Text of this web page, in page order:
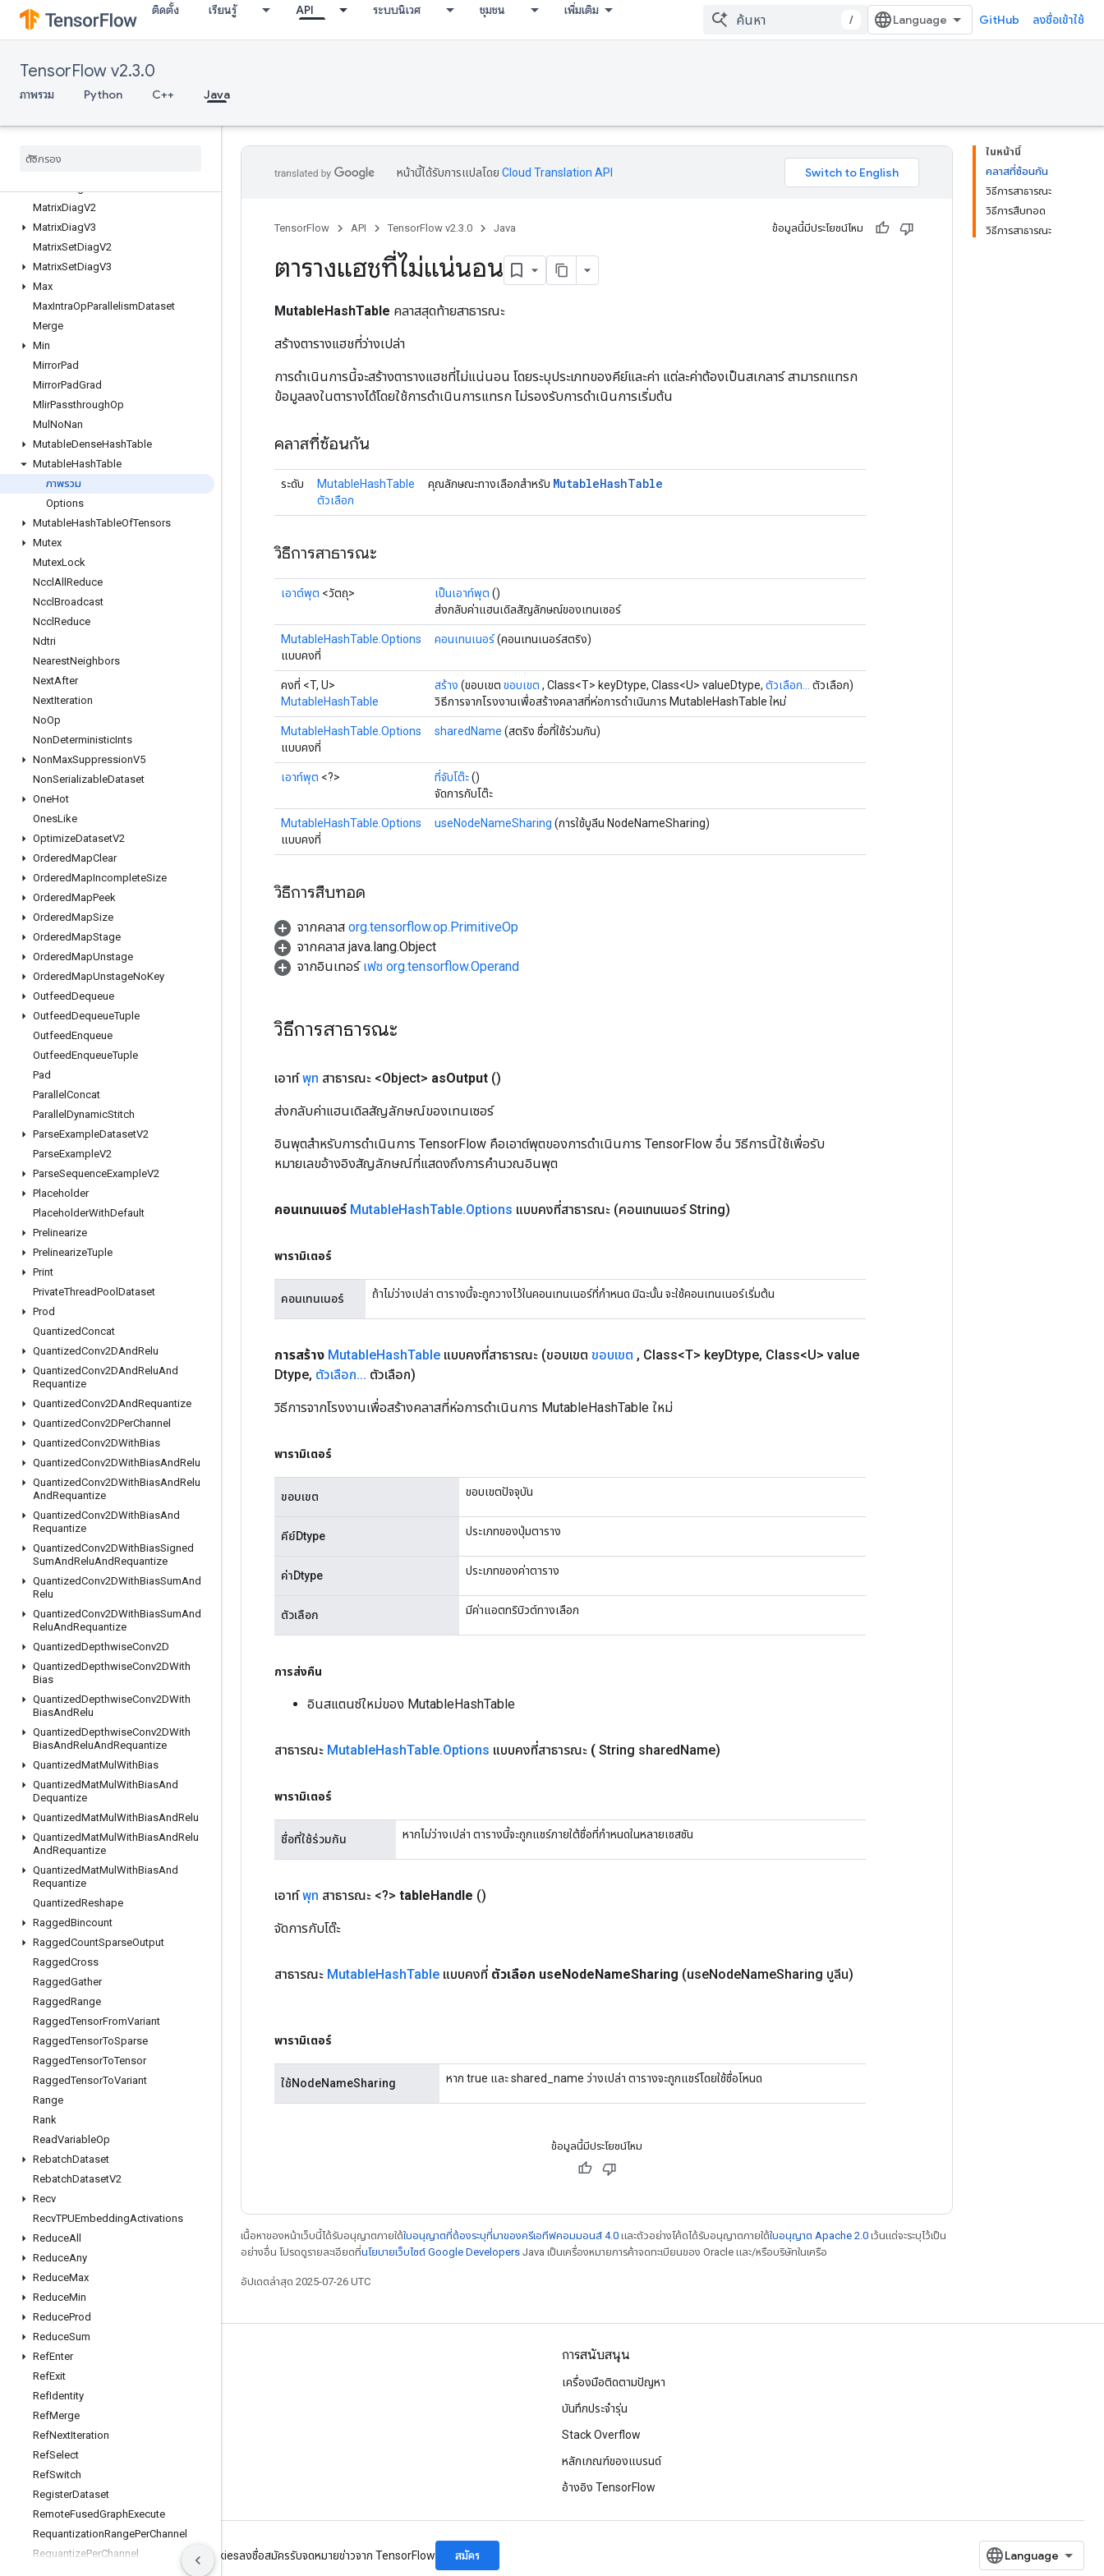
ติดตั้ง เรียนรู้ API ระบบนิเวศ ชุมชน เพิ่มเติม
/ GitHub ลงชื่อเข้าใช้
TensorFlow v2.3.0
ภาพรวม Python C++ Java
MakeUnique
MapClear
MapPeek
MapSize
MapUnstage
MatrixDiagV2
MatrixDiagV3
MatrixSetDiagV2
MatrixSetDiagV3
Max
MaxIntraOpParallelismDataset
Merge
Min
MirrorPad
MirrorPadGrad
MlirPassthroughOp
Mul NoNan
MutableDenseHashTable
MutableHashTable
ภาพรวม
Options
MutableHashTableOfTensors
Mutex
MutexLock
Nccl All Reduce
Nccl Broadcast
Nccl Reduce
Ndtri
NearestNeighbors
NextAfter
NextIteration
NoOp
NonDeterministicInts
NonMaxSuppressionV5
NonSerializableDataset
OneHot
OnesLike
OptimizeDatasetV2
OrderedMapClear
OrderedMapIncompleteSize
OrderedMapPeek
OrderedMapSize
OrderedMapStage
OrderedMapUnstage
OrderedMapUnstageNoKey
OutfeedDequeue
OutfeedDequeueTuple
OutfeedEnqueue
OutfeedEnqueueTuple
Pad
Parallel Concat
Parallel DynamicStitch
ParseExampleDatasetV2
ParseExampleV2
ParseSequenceExampleV2
Placeholder
PlaceholderWithDefault
Prelinearize
PrelinearizeTuple
Print
PrivateThreadPool Dataset
Prod
QuantizedConcat
QuantizedConv2DAndRelu
QuantizedConv2DAndReluAnd
Requantize
QuantizedConv2DAndRequantize
QuantizedConv2DPerChannel
QuantizedConv2DWithBias
QuantizedConv2DWithBiasAndRelu
QuantizedConv2DWithBiasAndRelu
AndRequantize
QuantizedConv2DWithBiasAnd
Requantize
QuantizedConv2DWithBiasSigned
SumAndReluAndRequantize
QuantizedConv2DWithBiasSumAnd
Relu
QuantizedConv2DWithBiasSumAnd
ReluAndRequantize
QuantizedDepthwiseConv2D
QuantizedDepthwiseConv2DWith
Bias
QuantizedDepthwiseConv2DWith
BiasAndRelu
QuantizedDepthwiseConv2DWith
BiasAndReluAndRequantize
QuantizedMatMul WithBias
QuantizedMatMul WithBiasAnd
Dequantize
QuantizedMatMul WithBiasAndRelu
QuantizedMatMul WithBiasAndRelu
AndRequantize
QuantizedMatMul WithBiasAnd
Requantize
QuantizedReshape
RaggedBincount
RaggedCountSparseOutput
RaggedCross
RaggedGather
RaggedRange
RaggedTensorFromVariant
RaggedTensorToSparse
RaggedTensorToTensor
RaggedTensorToVariant
Range
Rank
ReadVariableOp
RebatchDataset
RebatchDatasetV2
Recv
RecvTPUEmbeddingActivations
ReduceAll
ReduceAny
ReduceMax
ReduceMin
ReduceProd
ReduceSum
RefEnter
RefExit
RefIdentity
RefMerge
RefNextIteration
RefSelect
RefSwitch
RegisterDataset
RemoteFusedGraphExecute
RequantizationRangePerChannel
RequantizePerChannel
ในหน้านี้
คลาสที่ซ้อนกัน
วิธีการสาธารณะ
วิธีการสืบทอด
วิธีการสาธารณะ
หน้านี้ได้รับการแปลโดย Cloud Translation API
TensorFlow API TensorFlow v2.3.0 Java ข้อมูลนี้มีประโยชน์ไหม
ตารางแฮชที่ไม่แน่นอน
MutableHashTable คลาสสุดท้ายสาธารณะ
สร้างตารางแฮชที่ว่างเปล่า
การดำเนินการนี้จะสร้างตารางแฮชที่ไม่แน่นอน โดยระบุประเภทของคีย์และค่า แต่ละค่าต้องเป็นสเกลาร์ สามารถแทรก
ข้อมูลลงในตารางได้โดยใช้การดำเนินการแทรก ไม่รองรับการดำเนินการเริ่มต้น
คลาสที่ซ้อนกัน
ระดับ
MutableHashTable
ตัวเลือก
คุณลักษณะทางเลือกสำหรับ MutableHashTable
วิธีการสาธารณะ
เอาต์พุต <วัตถุ> เป็นเอาท์พุต ()
ส่งกลับค่าแฮนเดิลสัญลักษณ์ของเทนเซอร์
MutableHashTable.Options
แบบคงที่
คอนเทนเนอร์(คอนเทนเนอร์สตริง)
คงที่ <T, U>
MutableHashTable
สร้าง (ขอบเขต ขอบเขต , Class<T> keyDtype, Class<U> valueDtype, ตัวเลือก...
ตัวเลือก)
วิธีการจากโรงงานเพื่อสร้างคลาสที่ห่อการดำเนินการ MutableHashTable ใหม่
MutableHashTable.Options
แบบคงที่
sharedName (สตริง ชื่อที่ใช้ร่วมกัน)
เอาท์พุต <?> ที่จับโต๊ะ()
จัดการกับโต๊ะ
MutableHashTable.Options
แบบคงที่
useNodeNameSharing (การใช้บูลีน NodeNameSharing)
วิธีการสืบทอด
จากคลาส org.tensorflow.op.PrimitiveOp
จากคลาส java.lang.Object
จากอินเทอร์ เฟซ org.tensorflow.Operand
วิธีการสาธารณะ
เอาท์พุท สาธารณะ <Object> asOutput ()
ส่งกลับค่าแฮนเดิลสัญลักษณ์ของเทนเซอร์
อินพุตสำหรับการดำเนินการ TensorFlow คือเอาต์พุตของการดำเนินการ TensorFlow อื่น วิธีการนี้ใช้เพื่อรับ
หมายเลขอ้างอิงสัญลักษณ์ที่แสดงถึงการคำนวณอินพุต
คอนเทนเนอร์ MutableHashTable.Options แบบคงที่สาธารณะ (คอนเทนเนอร์ String)
พารามิเตอร์
คอนเทนเนอร์ ถ้าไม่ว่างเปล่า ตารางนี้จะถูกวางไว้ในคอนเทนเนอร์ที่กำหนด มิฉะนั้น จะใช้คอนเทนเนอร์เริ่มต้น
การสร้าง MutableHashTable แบบคงที่สาธารณะ (ขอบเขต ขอบเขต , Class<T> keyDtype, Class<U> value
Dtype, ตัวเลือก... ตัวเลือก)
วิธีการจากโรงงานเพื่อสร้างคลาสที่ห่อการดำเนินการ MutableHashTable ใหม่
พารามิเตอร์
ขอบเขต ขอบเขตปัจจุบัน
คีย์Dtype ประเภทของปุ่มตาราง
ค่าDtype ประเภทของค่าตาราง
ตัวเลือก มีค่าแอตทริบิวต์ทางเลือก
การส่งคืน
อินสแตนซ์ใหม่ของ MutableHashTable
สาธารณะ MutableHashTable.Options แบบคงที่สาธารณะ ( String sharedName)
พารามิเตอร์
ชื่อที่ใช้ร่วมกัน หากไม่ว่างเปล่า ตารางนี้จะถูกแชร์ภายใต้ชื่อที่กำหนดในหลายเซสชัน
เอาท์พุท สาธารณะ <?> tableHandle ()
จัดการกับโต๊ะ
สาธารณะ MutableHashTable แบบคงที่ ตัวเลือก useNodeNameSharing (useNodeNameSharing บูลีน)
พารามิเตอร์
ใช้NodeNameSharing หาก true และ shared_name ว่างเปล่า ตารางจะถูกแชร์โดยใช้ชื่อโหนด
ข้อมูลนี้มีประโยชน์ไหม
เนื้อหาของหน้าเว็บนี้ได้รับอนุญาตภายใต้ใบอนุญาตที่ต้องระบุที่มาของครีเอทีฟคอมมอนส์ 4.0 และตัวอย่างโค้ดได้รับอนุญาตภายใต้ใบอนุญาต Apache 2.0 เว้นแต่จะระบุไว้เป็น
อย่างอื่น โปรดดูรายละเอียดที่นโยบายเว็บไซต์ Google Developers Java เป็นเครื่องหมายการค้าจดทะเบียนของ Oracle และ/หรือบริษัทในเครือ
อัปเดตล่าสุด 2025-07-26 UTC
เชื่อมต่อเสมอ
บล็อก
GitHub
Twitter
การสนับสนุน
เครื่องมือติดตามปัญหา
บันทึกประจำรุ่น
Stack Overflow
หลักเกณฑ์ของแบรนด์
อ้างอิง TensorFlow
ข้อกำหนด ความเป็นส่วนตัว Manage cookiesลงชื่อสมัครรับจดหมายข่าวจาก TensorFlow สมัคร